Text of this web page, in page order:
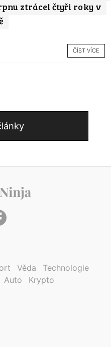
ztrácel čtyři roky v
ČÍST VÍCE
Věda
Technologie
Auto Krypto